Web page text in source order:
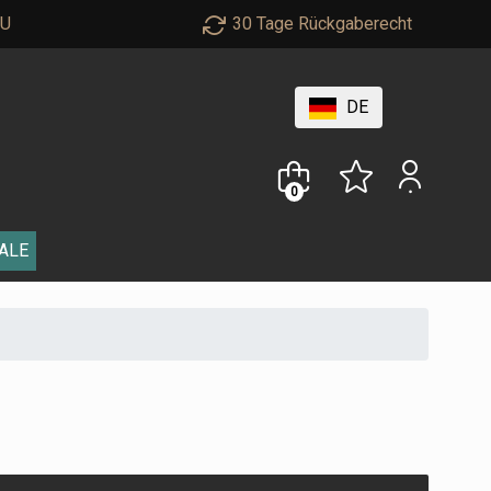
30 Tage Rückgaberecht
DE
0